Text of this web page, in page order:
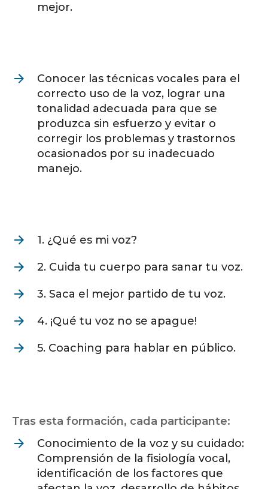
mejor.
Conocer las técnicas vocales para el
correcto uso de la voz, lograr una
tonalidad adecuada para que se
produzca sin esfuerzo y evitar o
corregir los problemas y trastornos
ocasionados por su inadecuado
manejo.
1. ¿Qué es mi voz?
2. Cuida tu cuerpo para sanar tu voz.
3. Saca el mejor partido de tu voz.
4. ¡Qué tu voz no se apague!
5. Coaching para hablar en público.
Tras esta formación, cada participante:
Conocimiento de la voz y su cuidado:
Comprensión de la fisiología vocal,
identificación de los factores que